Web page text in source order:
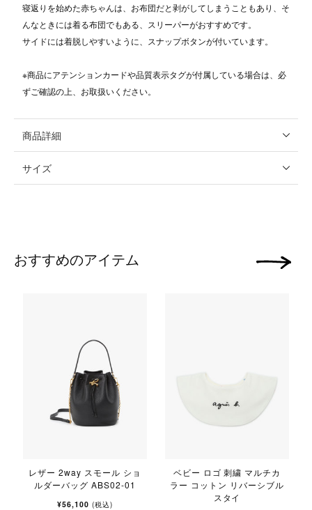
寝返りを始めた赤ちゃんは、お布団だと剥がしてしまうこともあり、そ
んなときには着る布団でもある、スリーパーがおすすめです。
サイドには着脱しやすいように、スナップボタンが付いています。
※商品にアテンションカードや品質表示タグが付属している場合は、必
ずご確認の上、お取扱いください。
商品詳細
サイズ
おすすめのアイテム
レザー 2way スモール ショ
ルダーバッグ ABS02-01
¥56,100 (税込)
ベビー ロゴ 刺繍 マルチカ
ラー コットン リバーシブル
スタイ
次の画像